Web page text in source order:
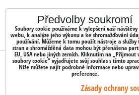
OBJEDNÁVKY
Předvolby soukromí
Soubory cookie používáme k vylepšení vaší
webu, k analýze jeho výkonu a ke shromažďování
používání. Můžeme k tomu použít nástroje a služby
stran a shromážděná data mohou být přenášena
EU, USA nebo jiných zemích. Kliknutím na „Přijmout
soubory cookie“ vyjadřujete svůj souhlas s tímto
Níže můžete najít podrobné informace nebo
preference.
Zásady ochrany